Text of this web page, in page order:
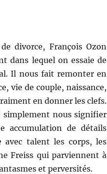
divorce, François Ozon
dans lequel on essaie de
Il nous fait remonter en
vie de couple, naissance,
en donner les clefs.
simplement nous signifier
accumulation de détails
avec talent les corps, les
Freiss qui parviennent à
et perversités.